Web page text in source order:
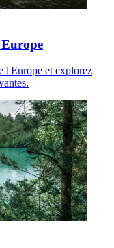
l'Europe et explorez